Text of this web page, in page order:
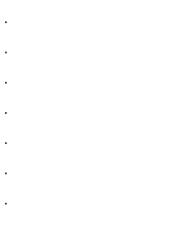
·
·
·
·
·
·
·